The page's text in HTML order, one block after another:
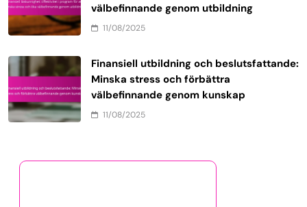
välbefinnande genom utbildning
11/08/2025
Finansiell utbildning och beslutsfattande:
Minska stress och förbättra
välbefinnande genom kunskap
11/08/2025